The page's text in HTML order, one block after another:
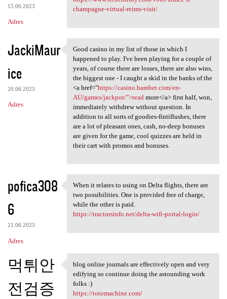
15.06.2023
Adres
champagne-virtual-reims-visit/
JackiMaur
ice
20.06.2023
Adres
Good casino in my list of
Good casino in my list of those in which I
happened to play. I've been playing for a couple of
years, of course there are losses, there are also wins,
the biggest one - I caught a skid in the banks of the
<a href="https://casino.bambet.com/en-
AU/games/jackpot/">read more</a> first half, won,
immediately withdrew without question. In
addition to all sorts of goodies-fintiflushes, there
are a lot of pleasant ones, cash, no-deep bonuses
are given for the game, cool quizzes are held in
their cart with promos and bonuses.
pofica308
6
21.06.2023
Adres
When it relates to using on
When it relates to using on Delta flights, there are
two possibilities. One is provided free of charge,
while the other is paid.
https://tractorsinfo.net/delta-wifi-portal-login/
먹튀안
전검증
blog online journals are
blog online journals are effectively open and very
edifying so continue doing the astounding work
folks :)
https://totomachine.com/